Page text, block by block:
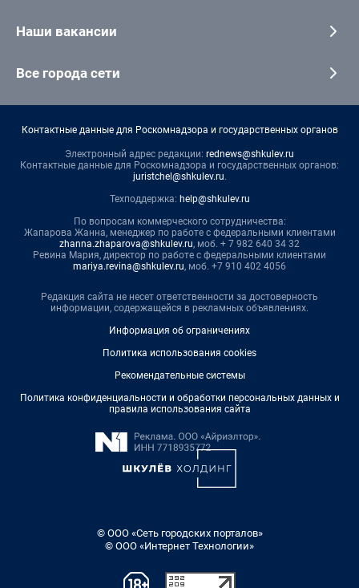
Наши вакансии
Все города сети
Контактные данные для Роскомнадзора и государственных органов
Электронный адрес редакции: rednews@shkulev.ru
Контактные данные для Роскомнадзора и государственных органов:
juristchel@shkulev.ru.
Техподдержка: help@shkulev.ru
По вопросам коммерческого сотрудничества:
Жапарова Жанна, менеджер по работе с федеральными клиентами
zhanna.zhaparova@shkulev.ru, моб. + 7 982 640 34 32
Ревина Мария, директор по работе с федеральными клиентами
mariya.revina@shkulev.ru, моб. +7 910 402 4056
Редакция сайта не несет ответственности за достоверность
информации, содержащейся в рекламных объявлениях.
Информация об ограничениях
Политика использования cookies
Рекомендательные системы
Политика конфиденциальности и обработки персональных данных и
правила использования сайта
© ООО «Сеть городских порталов»
© ООО «Интернет Технологии»